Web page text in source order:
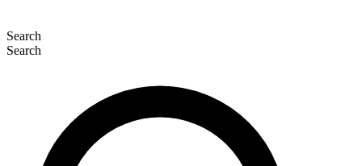
Search
Search